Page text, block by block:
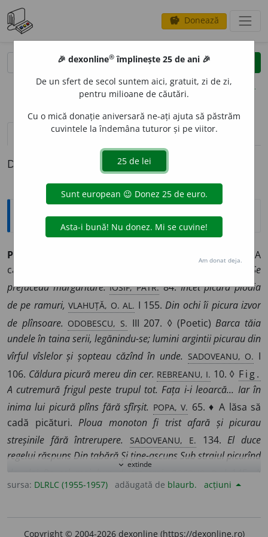
savings Donează
clear
opțiuni
definiții (1)
Definiția cu ID-ul 929656:
Explicative DEX
PICUR
(Despre lichide) A
cădea picătură cu picătură; a pica.
Lacrimile-i picurînd Se
prefăceau mărgăritare. IOSIF, PATR.84.Încet picură ploaia
de pe ramuri, VLAHUȚĂ, O. AL. I 155.Din ochi îi picura izvor
de plînsoare. ODOBESCU, S. III 207. ◊ (Poetic)Barca tăia
undele în taina serii, legănindu-se; lumini argintii picurau din
vîrful vîslelor și șopteau căzînd în unde. SADOVEANU, O. I
106. Căldura picură mereu din cer. REBREANU, I. 10. ◊ Fig.
A cutremură frigul peste trupul tot. Fața i-i leoarcă... Iar în
inima lui picură plîns fără sfîrșit. POPA, V. 65. ♦ A lăsa să
cadă picături. Ploua monoton fi trist afară și picurau
streșinile fără întrerupere.
SADOVEANU, E. 134.El duce
regelui răspuns Din tabără Și ține-ascuns Sub straiul picurînd
de ploi Pe cel mai bun dintre eroi.
I 145. ◊
Expr. De nu curge,( totsaumăcar)picură= dacă nu
mișcă, tot pișcă, CREANGĂ, P.110.2. Tranz.A turna
expand_more extinde
sursa: DLRLC (1955-1957) adăugată de blaurb. acțiuni
Copyright © 2004-2026 dexonline (https://dexonline.ro)
🎉 dexonline® împlinește 25 de ani 🎉
De un sfert de secol suntem aici, gratuit, zi de zi,
pentru milioane de căutări.
Cu o mică donație aniversară ne-ați ajuta să păstrăm
cuvintele la îndemâna tuturor și pe viitor.
Am donat deja.